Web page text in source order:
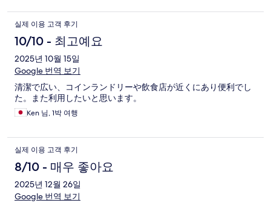
실제 이용 고객 후기
10/10 - 최고예요
2025년 10월 15일
Google 번역 보기
清潔で広い、コインランドリーや飲食店が近くにあり便利でし
た。また利用したいと思います。
Ken 님, 1박 여행
실제 이용 고객 후기
8/10 - 매우 좋아요
2025년 12월 26일
Google 번역 보기